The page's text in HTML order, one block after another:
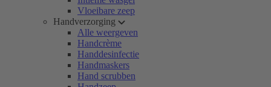
Vloeibare zeep
Handverzorging
Alle weergeven
Handcrème
Handdesinfectie
Handmaskers
Hand scrubben